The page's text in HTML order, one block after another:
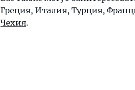
Греция, Италия, Турция,
Чехия.